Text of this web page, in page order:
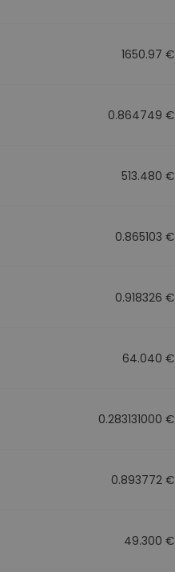
1650.97 €
0.864749 €
513.480 €
0.865103 €
0.918326 €
64.040 €
0.283131000 €
0.893772 €
49.300 €